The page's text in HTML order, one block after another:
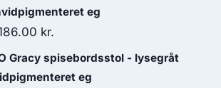
eg
kr.
Gracy spisebordsstol - lysegråt
eg